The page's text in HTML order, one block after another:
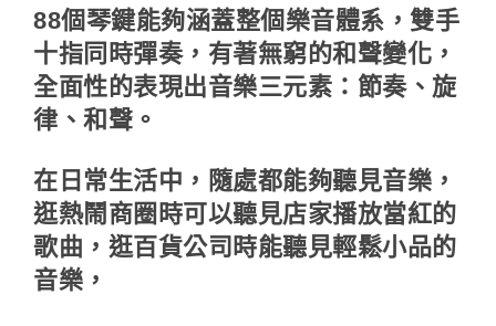
88個琴鍵能夠涵蓋整個樂音體系，雙手
十指同時彈奏，有著無窮的和聲變化，
全面性的表現出音樂三元素：節奏、旋
律、和聲。
在日常生活中，隨處都能夠聽見音樂，
逛熱鬧商圈時可以聽見店家播放當紅的
歌曲，逛百貨公司時能聽見輕鬆小品的
音樂，